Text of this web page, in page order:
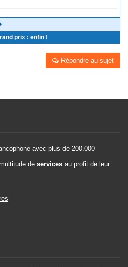
prix : enfin !
Répondre au sujet
avec plus de 200.000
de services au profit de leur